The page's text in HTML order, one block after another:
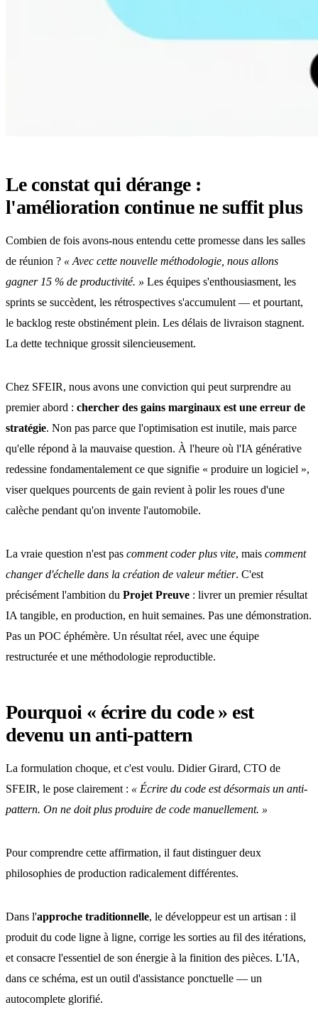
Le constat qui dérange :
l'amélioration continue ne suffit plus
Combien de fois avons-nous entendu cette promesse dans les salles
de réunion ? « Avec cette nouvelle méthodologie, nous allons
gagner 15 % de productivité. » Les équipes s'enthousiasment, les
sprints se succèdent, les rétrospectives s'accumulent — et pourtant,
le backlog reste obstinément plein. Les délais de livraison stagnent.
La dette technique grossit silencieusement.
Chez SFEIR, nous avons une conviction qui peut surprendre au
premier abord : chercher des gains marginaux est une erreur de
stratégie. Non pas parce que l'optimisation est inutile, mais parce
qu'elle répond à la mauvaise question. À l'heure où l'IA générative
redessine fondamentalement ce que signifie « produire un logiciel »,
viser quelques pourcents de gain revient à polir les roues d'une
calèche pendant qu'on invente l'automobile.
La vraie question n'est pas comment coder plus vite, mais comment
changer d'échelle dans la création de valeur métier. C'est
précisément l'ambition du Projet Preuve : livrer un premier résultat
IA tangible, en production, en huit semaines. Pas une démonstration.
Pas un POC éphémère. Un résultat réel, avec une équipe
restructurée et une méthodologie reproductible.
Pourquoi « écrire du code » est
devenu un anti-pattern
La formulation choque, et c'est voulu. Didier Girard, CTO de
SFEIR, le pose clairement : « Écrire du code est désormais un anti-
pattern. On ne doit plus produire de code manuellement. »
Pour comprendre cette affirmation, il faut distinguer deux
philosophies de production radicalement différentes.
Dans l'approche traditionnelle, le développeur est un artisan : il
produit du code ligne à ligne, corrige les sorties au fil des itérations,
et consacre l'essentiel de son énergie à la finition des pièces. L'IA,
dans ce schéma, est un outil d'assistance ponctuelle — un
autocomplete glorifié.